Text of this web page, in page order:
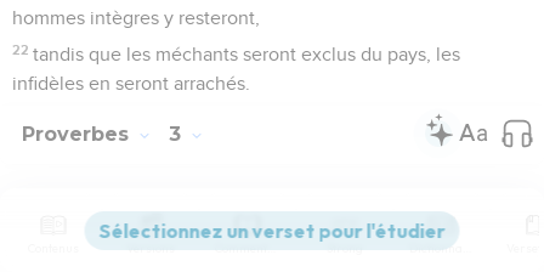
hommes intègres y resteront,
22 tandis que les méchants seront exclus du pays, les
infidèles en seront arrachés.
Proverbes 3
Seuls les Évangiles sont disponibles en vidéo pour le moment.
Versions Commentaires Strong